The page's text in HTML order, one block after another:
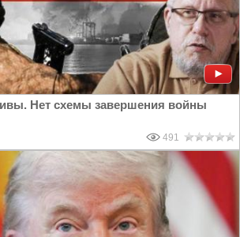
Нет схемы завершения войны
491